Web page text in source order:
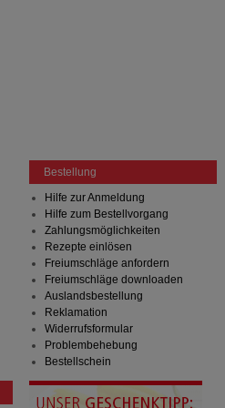
Bestellung
Hilfe zur Anmeldung
Hilfe zum Bestellvorgang
Zahlungsmöglichkeiten
Rezepte einlösen
Freiumschläge anfordern
Freiumschläge downloaden
Auslandsbestellung
Reklamation
Widerrufsformular
Problembehebung
Bestellschein